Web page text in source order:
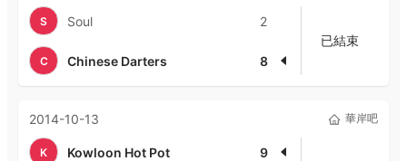
S Soul 2
C Chinese Darters 8
已結束
2014-10-13 華岸吧
K Kowloon Hot Pot 9